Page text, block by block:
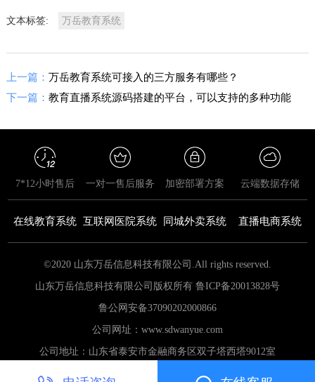
文本标签: 万岳教育系统
上一篇： 万岳教育系统可接入的三方服务有哪些？
下一篇： 教育直播系统源码搭建的平台，可以支持的多种功能
7*12小时售后 一对一售后服务 加密部署方案 云端数据存储
在线教育系统 互联网医院系统 同城外卖系统 直播电商系统
©2020 山东万岳信息科技有限公司.All rights reserved.
山东万岳信息科技有限公司版权所有 鲁ICP备20013828号
鲁公网安备37090202000866
公司网址：www.sdwanyue.com
公司地址：山东省泰安市金融商务区双子塔西塔9012室